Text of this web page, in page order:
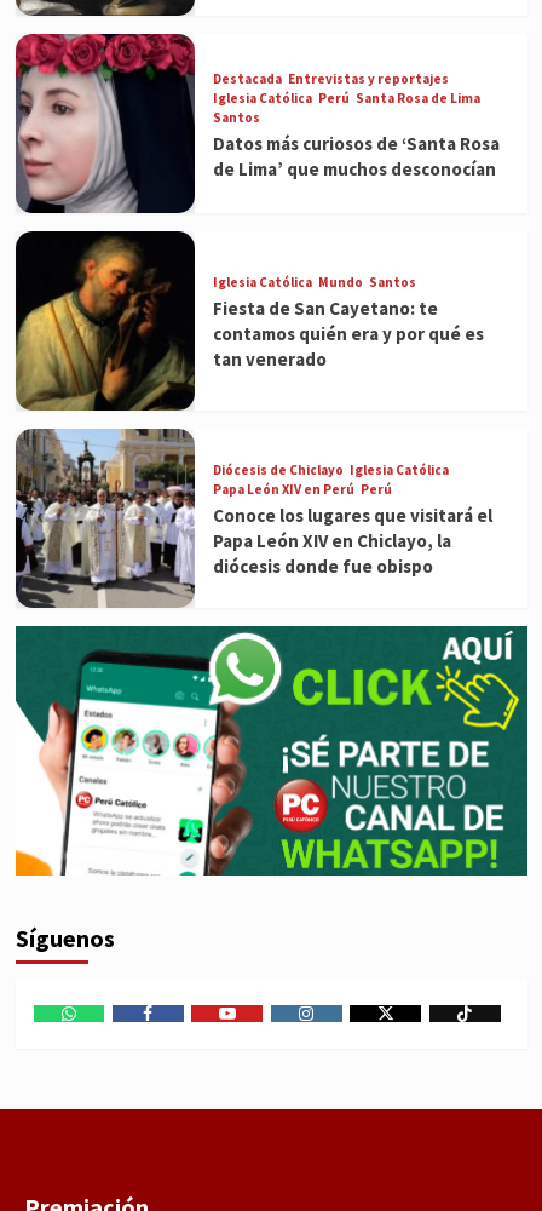
Destacada Entrevistas y reportajes
Iglesia Católica Perú Santa Rosa de Lima
Santos
Datos más curiosos de ‘Santa Rosa
de Lima’ que muchos desconocían
Iglesia Católica Mundo Santos
Fiesta de San Cayetano: te
contamos quién era y por qué es
tan venerado
Diócesis de Chiclayo Iglesia Católica
Papa León XIV en Perú Perú
Conoce los lugares que visitará el
Papa León XIV en Chiclayo, la
diócesis donde fue obispo
Síguenos